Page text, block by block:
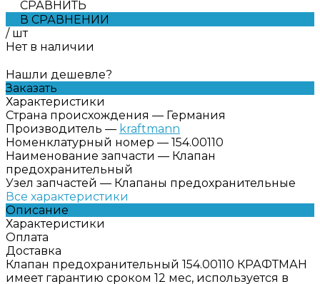
СРАВНИТЬ
В СРАВНЕНИИ
/ шт
Нет в наличии
Нашли дешевле?
Заказать
Характеристики
Страна происхождения — Германия
Производитель — kraftmann
Номенклатурный номер — 154.00110
Наименование запчасти — Клапан
предохранительный
Узел запчастей — Клапаны предохранительные
Все характеристики
Описание
Характеристики
Оплата
Доставка
Клапан предохранительный 154.00110 КРАФТМАН
имеет гарантию сроком 12 мес, используется в